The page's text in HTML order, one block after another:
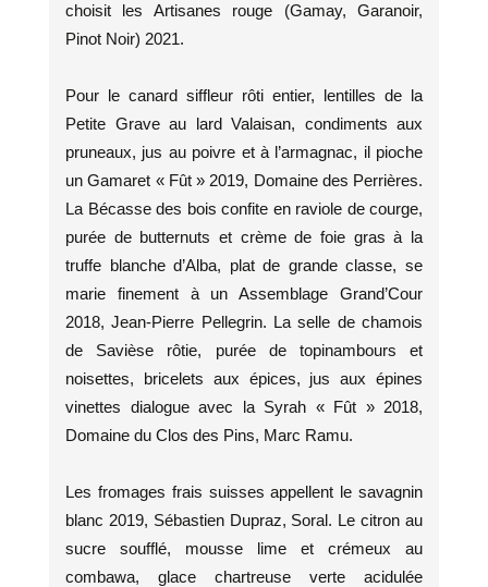
choisit les Artisanes rouge (Gamay, Garanoir,
Pinot Noir) 2021.
Pour le canard siffleur rôti entier, lentilles de la
Petite Grave au lard Valaisan, condiments aux
pruneaux, jus au poivre et à l’armagnac, il pioche
un Gamaret « Fût » 2019, Domaine des Perrières.
La Bécasse des bois confite en raviole de courge,
purée de butternuts et crème de foie gras à la
truffe blanche d’Alba, plat de grande classe, se
marie finement à un Assemblage Grand’Cour
2018, Jean-Pierre Pellegrin. La selle de chamois
de Savièse rôtie, purée de topinambours et
noisettes, bricelets aux épices, jus aux épines
vinettes dialogue avec la Syrah « Fût » 2018,
Domaine du Clos des Pins, Marc Ramu.
Les fromages frais suisses appellent le savagnin
blanc 2019, Sébastien Dupraz, Soral. Le citron au
sucre soufflé, mousse lime et crémeux au
combawa, glace chartreuse verte acidulée